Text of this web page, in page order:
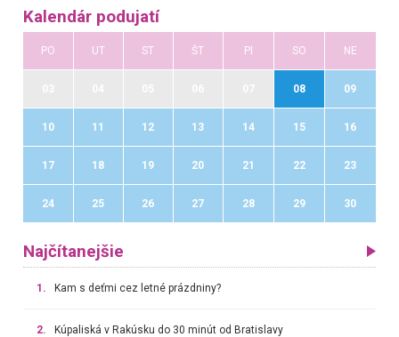
Kalendár podujatí
PO UT ST ŠT PI SO NE
08 09
10 11 12 13 14 15 16
17 18 19 20 21 22 23
24 25 26 27 28 29 30
Najčítanejšie
1. Kam s deťmi cez letné prázdniny?
2. Kúpaliská v Rakúsku do 30 minút od Bratislavy